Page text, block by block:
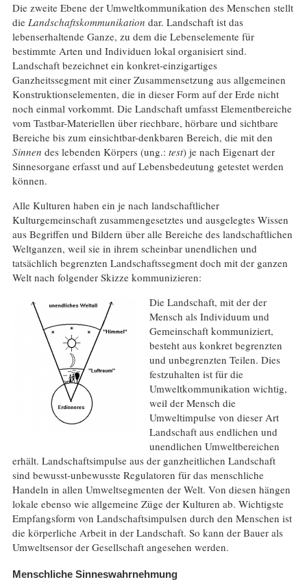
Die zweite Ebene der Umweltkommunikation des Menschen stellt
die Landschaftskommunikation dar. Landschaft ist das
lebenserhaltende Ganze, zu dem die Lebenselemente für
bestimmte Arten und Individuen lokal organisiert sind.
Landschaft bezeichnet ein konkret-einzigartiges
Ganzheitssegment mit einer Zusammensetzung aus allgemeinen
Konstruktionselementen, die in dieser Form auf der Erde nicht
noch einmal vorkommt. Die Landschaft umfasst Elementbereiche
vom Tastbar-Materiellen über riechbare, hörbare und sichtbare
Bereiche bis zum einsichtbar-denkbaren Bereich, die mit den
Sinnen des lebenden Körpers (ung.: test) je nach Eigenart der
Sinnesorgane erfasst und auf Lebensbedeutung getestet werden
können.
Alle Kulturen haben ein je nach landschaftlicher
Kulturgemeinschaft zusammengesetztes und ausgelegtes Wissen
aus Begriffen und Bildern über alle Bereiche des landschaftlichen
Weltganzen, weil sie in ihrem scheinbar unendlichen und
tatsächlich begrenzten Landschaftssegment doch mit der ganzen
Welt nach folgender Skizze kommunizieren:
Die Landschaft, mit der der
Mensch als Individuum und
Gemeinschaft kommuniziert,
besteht aus konkret begrenzten
und unbegrenzten Teilen. Dies
festzuhalten ist für die
Umweltkommunikation wichtig,
weil der Mensch die
Umweltimpulse von dieser Art
Landschaft aus endlichen und
unendlichen Umweltbereichen
erhält. Landschaftsimpulse aus der ganzheitlichen Landschaft
sind bewusst-unbewusste Regulatoren für das menschliche
Handeln in allen Umweltsegmenten der Welt. Von diesen hängen
lokale ebenso wie allgemeine Züge der Kulturen ab. Wichtigste
Empfangsform von Landschaftsimpulsen durch den Menschen ist
die körperliche Arbeit in der Landschaft. So kann der Bauer als
Umweltsensor der Gesellschaft angesehen werden.
Menschliche Sinneswahrnehmung